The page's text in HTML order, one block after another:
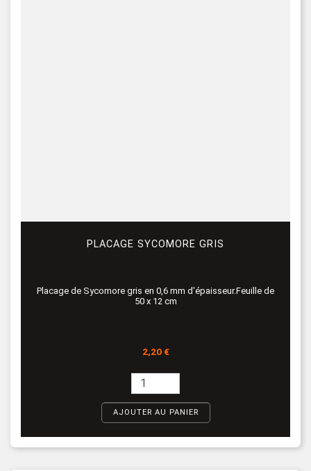
PLACAGE SYCOMORE GRIS
Placage de Sycomore gris en 0,6 mm d'épaisseur.Feuille de
50 x 12 cm
Prix
2,20 €
AJOUTER AU PANIER